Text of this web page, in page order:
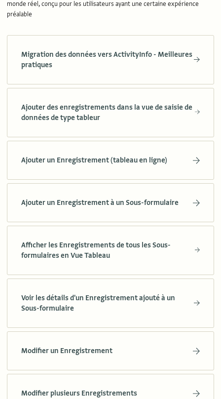
monde réel, conçu pour les utilisateurs ayant une certaine expérience
préalable
Migration des données vers ActivityInfo - Meilleures
pratiques
Ajouter des enregistrements dans la vue de saisie de
données de type tableur
Ajouter un Enregistrement (tableau en ligne)
Ajouter un Enregistrement à un Sous-formulaire
Afficher les Enregistrements de tous les Sous-
formulaires en Vue Tableau
Voir les détails d'un Enregistrement ajouté à un
Sous-formulaire
Modifier un Enregistrement
Modifier plusieurs Enregistrements